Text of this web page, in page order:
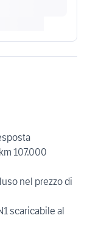
107.000
nel prezzo di
scaricabile al